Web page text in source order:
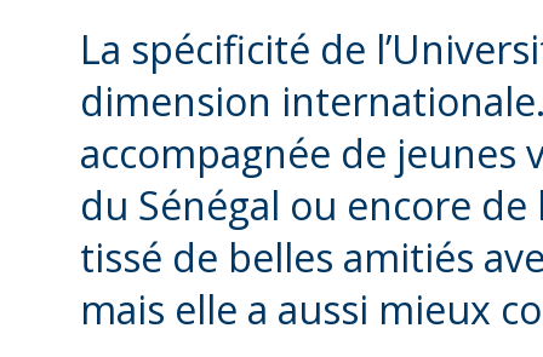
La spécificité de
dimension
accompagnée de jeunes
du Sénégal ou encore
tissé de belles amitiés
mais elle a aussi mieux